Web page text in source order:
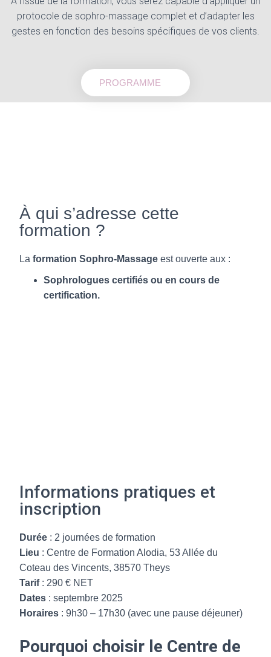
protocole de sophro-massage complet et d’adapter les
gestes en fonction des besoins spécifiques de vos clients.
PROGRAMME
À qui s’adresse cette
formation ?
Laformation Sophro-Massage est ouverte aux :
Sophrologues certifiés ou en cours de
certification.
Informations pratiques et
inscription
Durée : 2 journées de formation
Lieu : Centre de Formation Alodia, 53 Allée du
Coteau des Vincents, 38570 Theys
Tarif: 290 € NET
Dates : septembre 2025
Horaires : 9h30 – 17h30 (avec une pause déjeuner)
Pourquoi choisir le Centre de